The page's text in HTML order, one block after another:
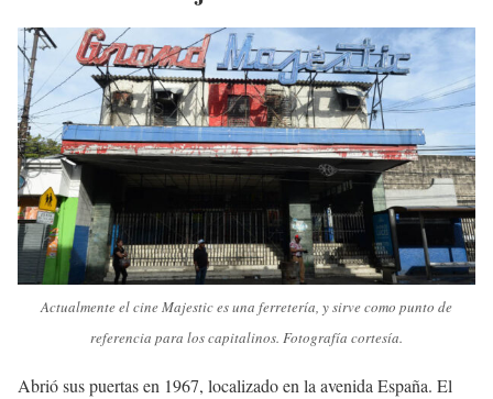
Actualmente el cine Majestic es una ferretería, y sirve como punto de
referencia para los capitalinos. Fotografía cortesía.
Abrió sus puertas en 1967, localizado en la avenida España. El